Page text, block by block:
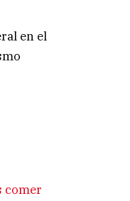
en el
comer